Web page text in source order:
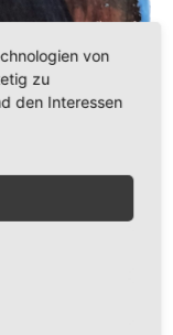
von
zu
den Interessen